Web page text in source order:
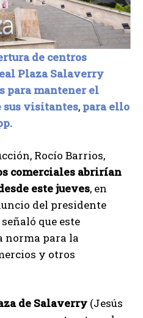
de centros
Plaza Salaverry
para mantener el
visitantes, para ello
Rocío Barrios,
comerciales abrirían
este jueves, en
del presidente
que este
norma para la
y otros
de Salaverry (Jesús